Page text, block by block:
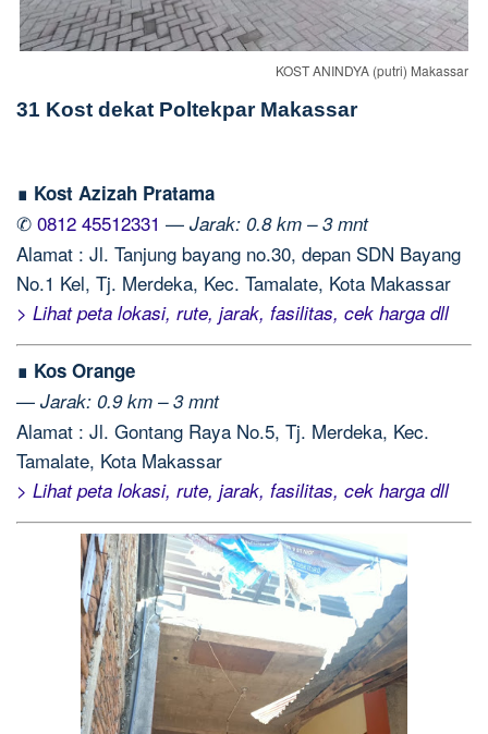
KOST ANINDYA (putri) Makassar
31 Kost dekat Poltekpar Makassar
∎ Kost Azizah Pratama
✆ 0812 45512331 — Jarak: 0.8 km – 3 mnt
Alamat : Jl. Tanjung bayang no.30, depan SDN Bayang
No.1 Kel, Tj. Merdeka, Kec. Tamalate, Kota Makassar
> Lihat peta lokasi, rute, jarak, fasilitas, cek harga dll
∎ Kos Orange
— Jarak: 0.9 km – 3 mnt
Alamat : Jl. Gontang Raya No.5, Tj. Merdeka, Kec.
Tamalate, Kota Makassar
> Lihat peta lokasi, rute, jarak, fasilitas, cek harga dll